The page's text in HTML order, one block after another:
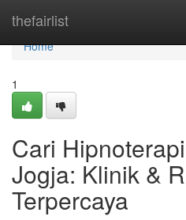
thefairlist
Home
Home
1
Cari
Jogja: Klinik &
Terpercaya